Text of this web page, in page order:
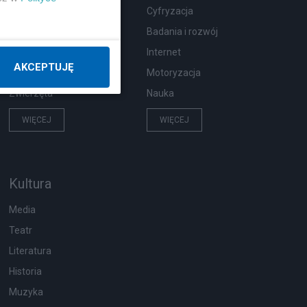
Pogoda
Zwierzęta
WIĘCEJ
Cyfryzacja
Badania i rozwój
Internet
Motoryzacja
Nauka
WIĘCEJ
Kultura
Media
Teatr
Literatura
Historia
Muzyka
AKCEPTUJĘ